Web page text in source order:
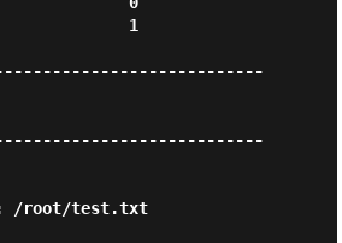
/root/test.txt